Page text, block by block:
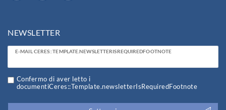
NEWSLETTER
E-MAIL CERES::TEMPLATE.NEWSLETTERISREQUIREDFOOTNOTE
Ceres::Template.newsletterHoneypotLabel
Confermo di aver letto i
documentiCeres::Template.newsletterIsRequiredFootnote